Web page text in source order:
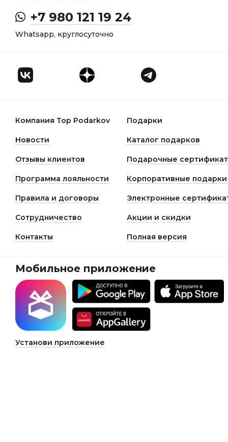
+7 980 121 19 24
Whatsapp, круглосуточно
Компания Top Podarkov Подарки
Новости Каталог подарков
Отзывы клиентов Подарочные
Программа лояльности Корпоративные подарки
Правила и договоры Электронные
Сотрудничество Акции и скидки
Контакты Полная версия
Мобильное приложение
Установи приложение